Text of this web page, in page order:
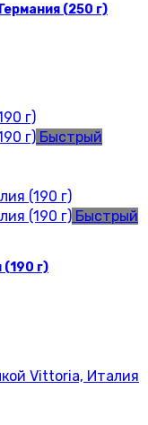
(250 г)
Быстрый
Быстрый
(190 г)